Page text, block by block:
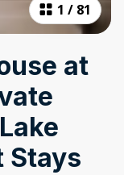
1 / 81
at
Stays